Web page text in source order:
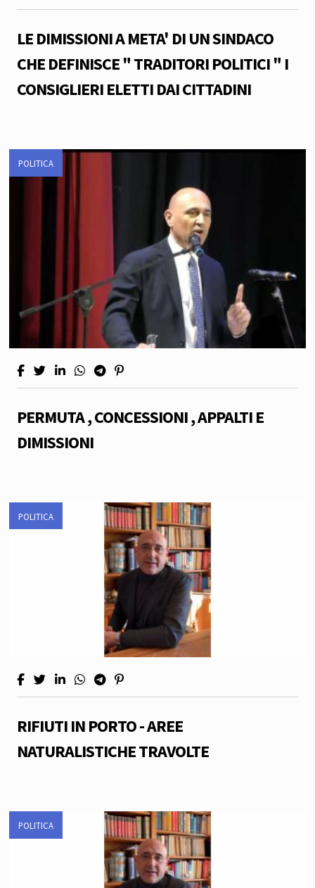
LE DIMISSIONI A META' DI UN SINDACO
CHE DEFINISCE " TRADITORI POLITICI " I
CONSIGLIERI ELETTI DAI CITTADINI
POLITICA
PERMUTA , CONCESSIONI , APPALTI E
DIMISSIONI
POLITICA
RIFIUTI IN PORTO - AREE
NATURALISTICHE TRAVOLTE
POLITICA